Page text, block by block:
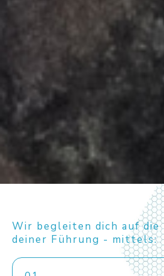
Wir begleiten dich auf die
deiner Führung - mittels: